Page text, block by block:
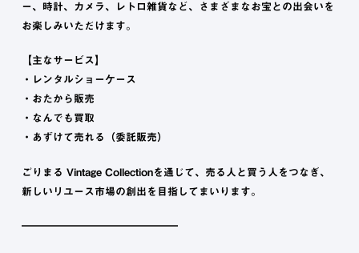
ー、時計、カメラ、レトロ雑貨など、さまざまなお宝との出会いを
お楽しみいただけます。
【主なサービス】
・レンタルショーケース
・おたから販売
・なんでも買取
・あずけて売れる（委託販売）
ごりまる Vintage Collectionを通じて、売る人と買う人をつなぎ、
新しいリユース市場の創出を目指してまいります。
━━━━━━━━━━━━━━━